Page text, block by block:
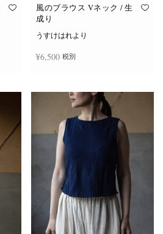
オ
ジ
か
ら
選
風のブラウス Vネック / 生
成り
うすけはれより
¥6,500 税別